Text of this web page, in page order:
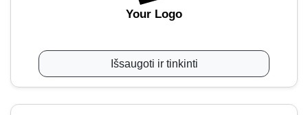
Your Logo
Išsaugoti ir tinkinti